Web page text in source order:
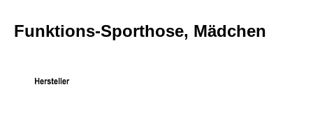
Funktions-Sporthose, Mädchen